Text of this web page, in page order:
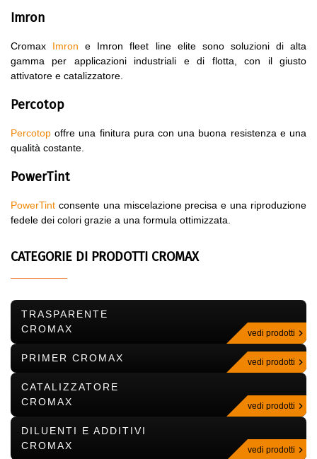
Imron
Cromax Imrone Imron fleet line elite sono soluzioni di alta
gamma per applicazioni industriali e di flotta, con il giusto
attivatore e catalizzatore.
Percotop
Percotop offre una finitura pura con una buona resistenza e una
qualità costante.
PowerTint
PowerTint consente una miscelazione precisa e una riproduzione
fedele dei colori grazie a una formula ottimizzata.
CATEGORIE DI PRODOTTI CROMAX
TRASPARENTE
CROMAX
vedi prodotti
PRIMER CROMAX vedi prodotti
CATALIZZATORE
CROMAX
vedi prodotti
DILUENTI E ADDITIVI
CROMAX
vedi prodotti